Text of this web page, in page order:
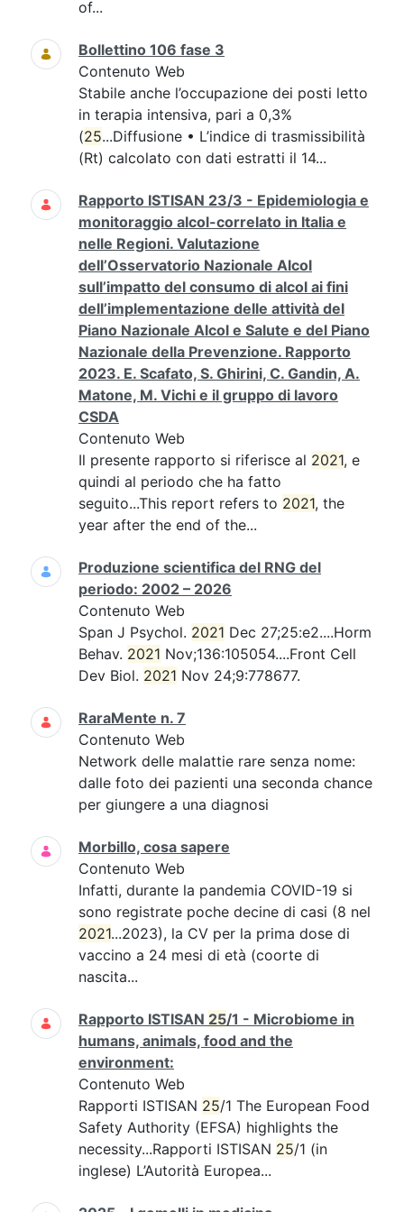
of...
Bollettino 106 fase 3
Contenuto Web
Stabile anche l’occupazione dei posti letto
in terapia intensiva, pari a 0,3%
(25...Diffusione • L’indice di trasmissibilità
(Rt) calcolato con dati estratti il 14...
Rapporto ISTISAN 23/3 - Epidemiologia e
monitoraggio alcol-correlato in Italia e
nelle Regioni. Valutazione
dell’Osservatorio Nazionale Alcol
sull’impatto del consumo di alcol ai fini
dell’implementazione delle attività del
Piano Nazionale Alcol e Salute e del Piano
Nazionale della Prevenzione. Rapporto
2023. E. Scafato, S. Ghirini, C. Gandin, A.
Matone, M. Vichi e il gruppo di lavoro
CSDA
Contenuto Web
Il presente rapporto si riferisce al 2021, e
quindi al periodo che ha fatto
seguito...This report refers to 2021, the
year after the end of the...
Produzione scientifica del RNG del
periodo: 2002 – 2026
Contenuto Web
Span J Psychol. 2021 Dec 27;25:e2....Horm
Behav. 2021 Nov;136:105054....Front Cell
Dev Biol. 2021 Nov 24;9:778677.
RaraMente n. 7
Contenuto Web
Network delle malattie rare senza nome:
dalle foto dei pazienti una seconda chance
per giungere a una diagnosi
Morbillo, cosa sapere
Contenuto Web
Infatti, durante la pandemia COVID-19 si
sono registrate poche decine di casi (8 nel
2021...2023), la CV per la prima dose di
vaccino a 24 mesi di età (coorte di
nascita...
Rapporto ISTISAN 25/1 - Microbiome in
humans, animals, food and the
environment:
Contenuto Web
Rapporti ISTISAN 25/1 The European Food
Safety Authority (EFSA) highlights the
necessity...Rapporti ISTISAN 25/1 (in
inglese) L’Autorità Europea...